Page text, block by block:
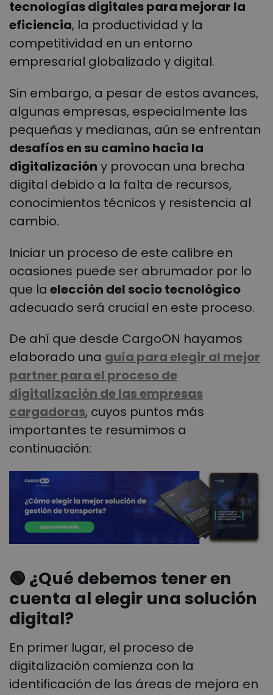
tecnologías digitales para mejorar la
eficiencia, la productividad y la
competitividad en un entorno
empresarial globalizado y digital.
Sin embargo, a pesar de estos avances,
algunas empresas, especialmente las
pequeñas y medianas, aún se enfrentan
desafíos en su camino hacia la
digitalización y provocan una brecha
digital debido a la falta de recursos,
conocimientos técnicos y resistencia al
cambio.
Iniciar un proceso de este calibre en
ocasiones puede ser abrumador por lo
que la elección del socio tecnológico
adecuado será crucial en este proceso.
De ahí que desde CargoON hayamos
elaborado una guía para elegir al mejor
partner para el proceso de
digitalización de las empresas
cargadoras, cuyos puntos más
importantes te resumimos a
continuación:
🟢 ¿Qué debemos tener en
cuenta al elegir una solución
digital?
En primer lugar, el proceso de
digitalización comienza con la
identificación de las áreas de mejora en